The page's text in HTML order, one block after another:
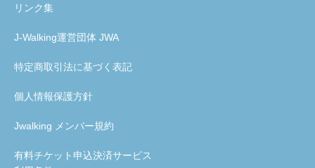
リンク集
J-Walking運営団体 JWA
特定商取引法に基づく表記
個人情報保護方針
Jwalking メンバー規約
有料チケット申込決済サービス